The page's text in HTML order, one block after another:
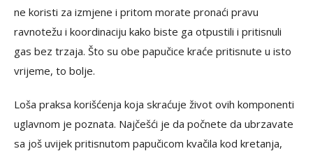
ne koristi za izmjene i pritom morate pronaći pravu
ravnotežu i koordinaciju kako biste ga otpustili i pritisnuli
gas bez trzaja. Što su obe papučice kraće pritisnute u isto
vrijeme, to bolje.
Loša praksa korišćenja koja skraćuje život ovih komponenti
uglavnom je poznata. Najčešći je da počnete da ubrzavate
sa još uvijek pritisnutom papučicom kvačila kod kretanja,